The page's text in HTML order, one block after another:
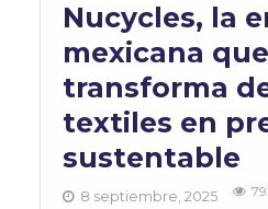
Nucycles, la
mexicana que
transforma
textiles en
sustentable
8 septiembre, 2025